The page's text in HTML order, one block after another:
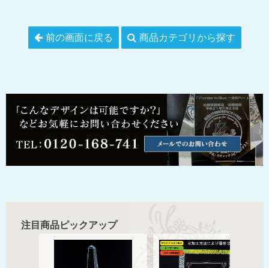
前の画面に戻る 商品カテゴリから探す
注目商品ピックアップ